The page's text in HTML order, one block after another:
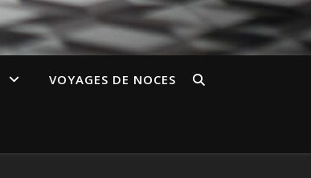
VOYAGES DE NOCES